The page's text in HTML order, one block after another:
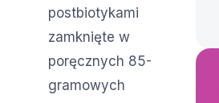
postbiotykami
zamknięte w
poręcznych 85-
gramowych